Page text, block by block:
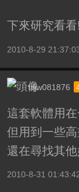
下來研究看
2010-8-29
ttljw081876
這套軟體用
但用到一些
還在尋找其
2010-8-31